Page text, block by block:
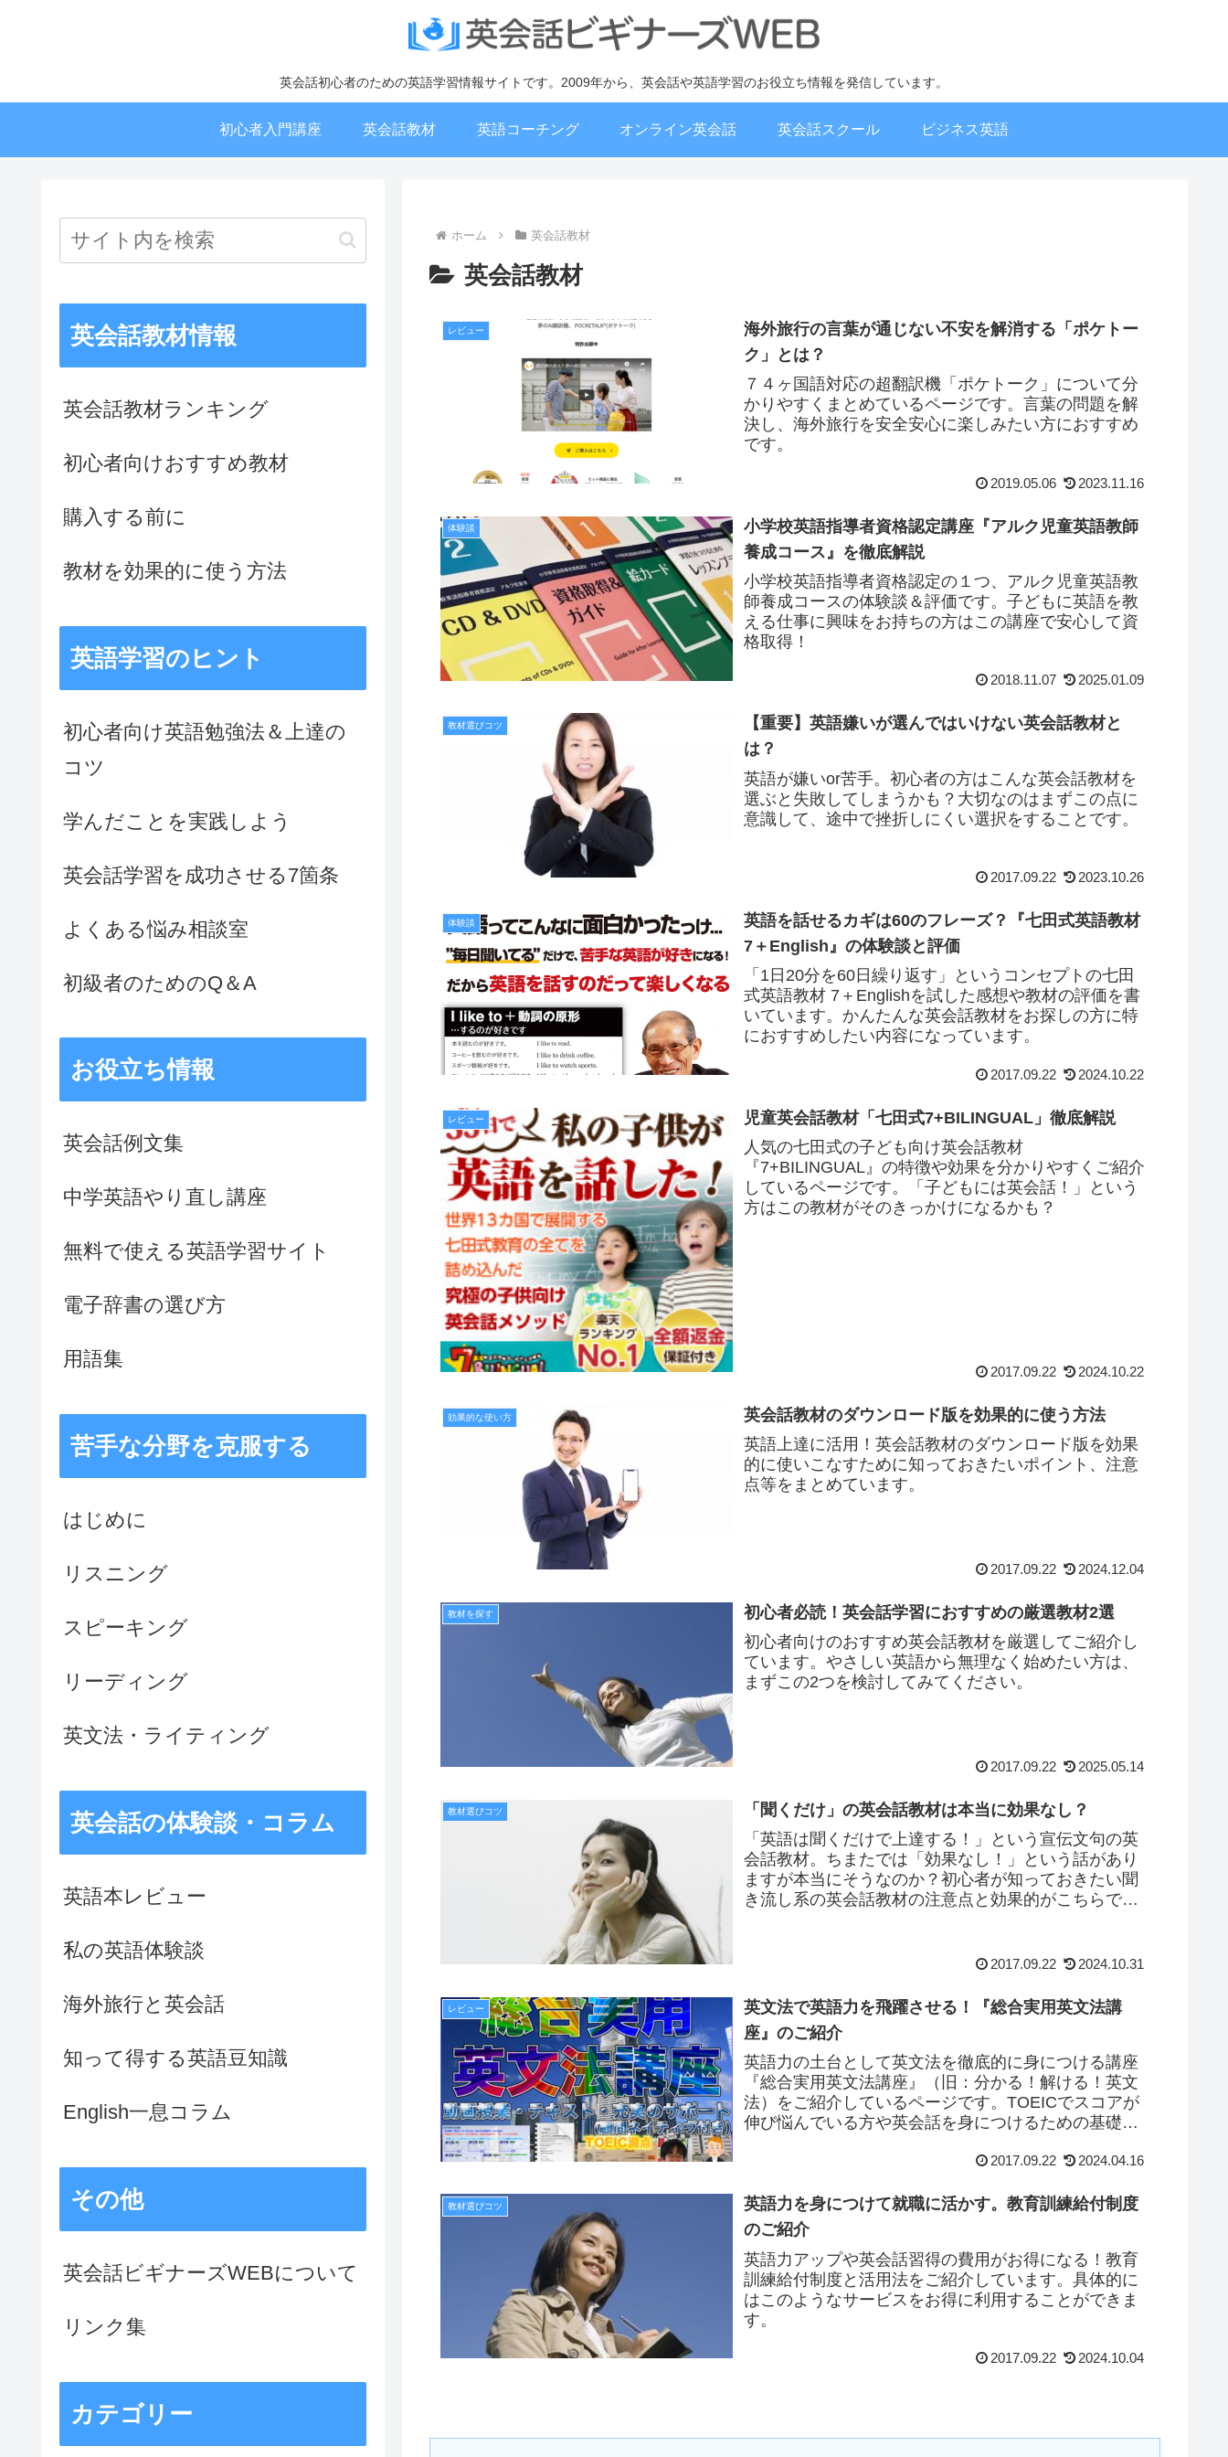
英会話初心者のための英語学習情報サイトです。2009年から、英会話や英語学習のお役立ち情報を発信しています。
初心者入門講座 英会話教材 英語コーチング オンライン英会話 英会話スクール ビジネス英語
ホーム 英会話教材
英会話教材
レビュー
海外旅行の言葉が通じない不安を解消する「ポケトー
ク」とは？
７４ヶ国語対応の超翻訳機「ポケトーク」について分
かりやすくまとめているページです。言葉の問題を解
決し、海外旅行を安全安心に楽しみたい方におすすめ
です。
2019.05.06 2023.11.16
体験談
小学校英語指導者資格認定講座『アルク児童英語教師
養成コース』を徹底解説
小学校英語指導者資格認定の１つ、アルク児童英語教
師養成コースの体験談＆評価です。子どもに英語を教
える仕事に興味をお持ちの方はこの講座で安心して資
格取得！
2018.11.07 2025.01.09
教材選びコツ
【重要】英語嫌いが選んではいけない英会話教材と
は？
英語が嫌いor苦手。初心者の方はこんな英会話教材を
選ぶと失敗してしまうかも？大切なのはまずこの点に
意識して、途中で挫折しにくい選択をすることです。
2017.09.22 2023.10.26
体験談
英語を話せるカギは60のフレーズ？『七田式英語教材
7＋English』の体験談と評価
「1日20分を60日繰り返す」というコンセプトの七田
式英語教材 7＋Englishを試した感想や教材の評価を書
いています。かんたんな英会話教材をお探しの方に特
におすすめしたい内容になっています。
2017.09.22 2024.10.22
レビュー
児童英会話教材「七田式7+BILINGUAL」徹底解説
人気の七田式の子ども向け英会話教材
『7+BILINGUAL』の特徴や効果を分かりやすくご紹介
しているページです。「子どもには英会話！」という
方はこの教材がそのきっかけになるかも？
2017.09.22 2024.10.22
効果的な使い方
英会話教材のダウンロード版を効果的に使う方法
英語上達に活用！英会話教材のダウンロード版を効果
的に使いこなすために知っておきたいポイント、注意
点等をまとめています。
2017.09.22 2024.12.04
教材を探す
初心者必読！英会話学習におすすめの厳選教材2選
初心者向けのおすすめ英会話教材を厳選してご紹介し
ています。やさしい英語から無理なく始めたい方は、
まずこの2つを検討してみてください。
2017.09.22 2025.05.14
教材選びコツ
「聞くだけ」の英会話教材は本当に効果なし？
「英語は聞くだけで上達する！」という宣伝文句の英
会話教材。ちまたでは「効果なし！」という話があり
ますが本当にそうなのか？初心者が知っておきたい聞
き流し系の英会話教材の注意点と効果的がこちらで
2017.09.22 2024.10.31
レビュー
英文法で英語力を飛躍させる！『総合実用英文法講
座』のご紹介
英語力の土台として英文法を徹底的に身につける講座
『総合実用英文法講座』（旧：分かる！解ける！英文
法）をご紹介しているページです。TOEICでスコアが
伸び悩んでいる方や英会話を身につけるための基礎的
飛躍的に伸びるかもしれません。 2017.09.22 2024.04.16
教材選びコツ
英語力を身につけて就職に活かす。教育訓練給付制度
のご紹介
英語力アップや英会話習得の費用がお得になる！教育
訓練給付制度と活用法をご紹介しています。具体的に
はこのようなサービスをお得に利用することができま
す。
2017.09.22 2024.10.04
英会話教材情報
英会話教材ランキング
初心者向けおすすめ教材
購入する前に
教材を効果的に使う方法
英語学習のヒント
初心者向け英語勉強法＆上達の
コツ
学んだことを実践しよう
英会話学習を成功させる7箇条
よくある悩み相談室
初級者のためのQ＆A
お役立ち情報
英会話例文集
中学英語やり直し講座
無料で使える英語学習サイト
電子辞書の選び方
用語集
苦手な分野を克服する
はじめに
リスニング
スピーキング
リーディング
英文法・ライティング
英会話の体験談・コラム
英語本レビュー
私の英語体験談
海外旅行と英会話
知って得する英語豆知識
English一息コラム
その他
英会話ビギナーズWEBについて
リンク集
カテゴリー